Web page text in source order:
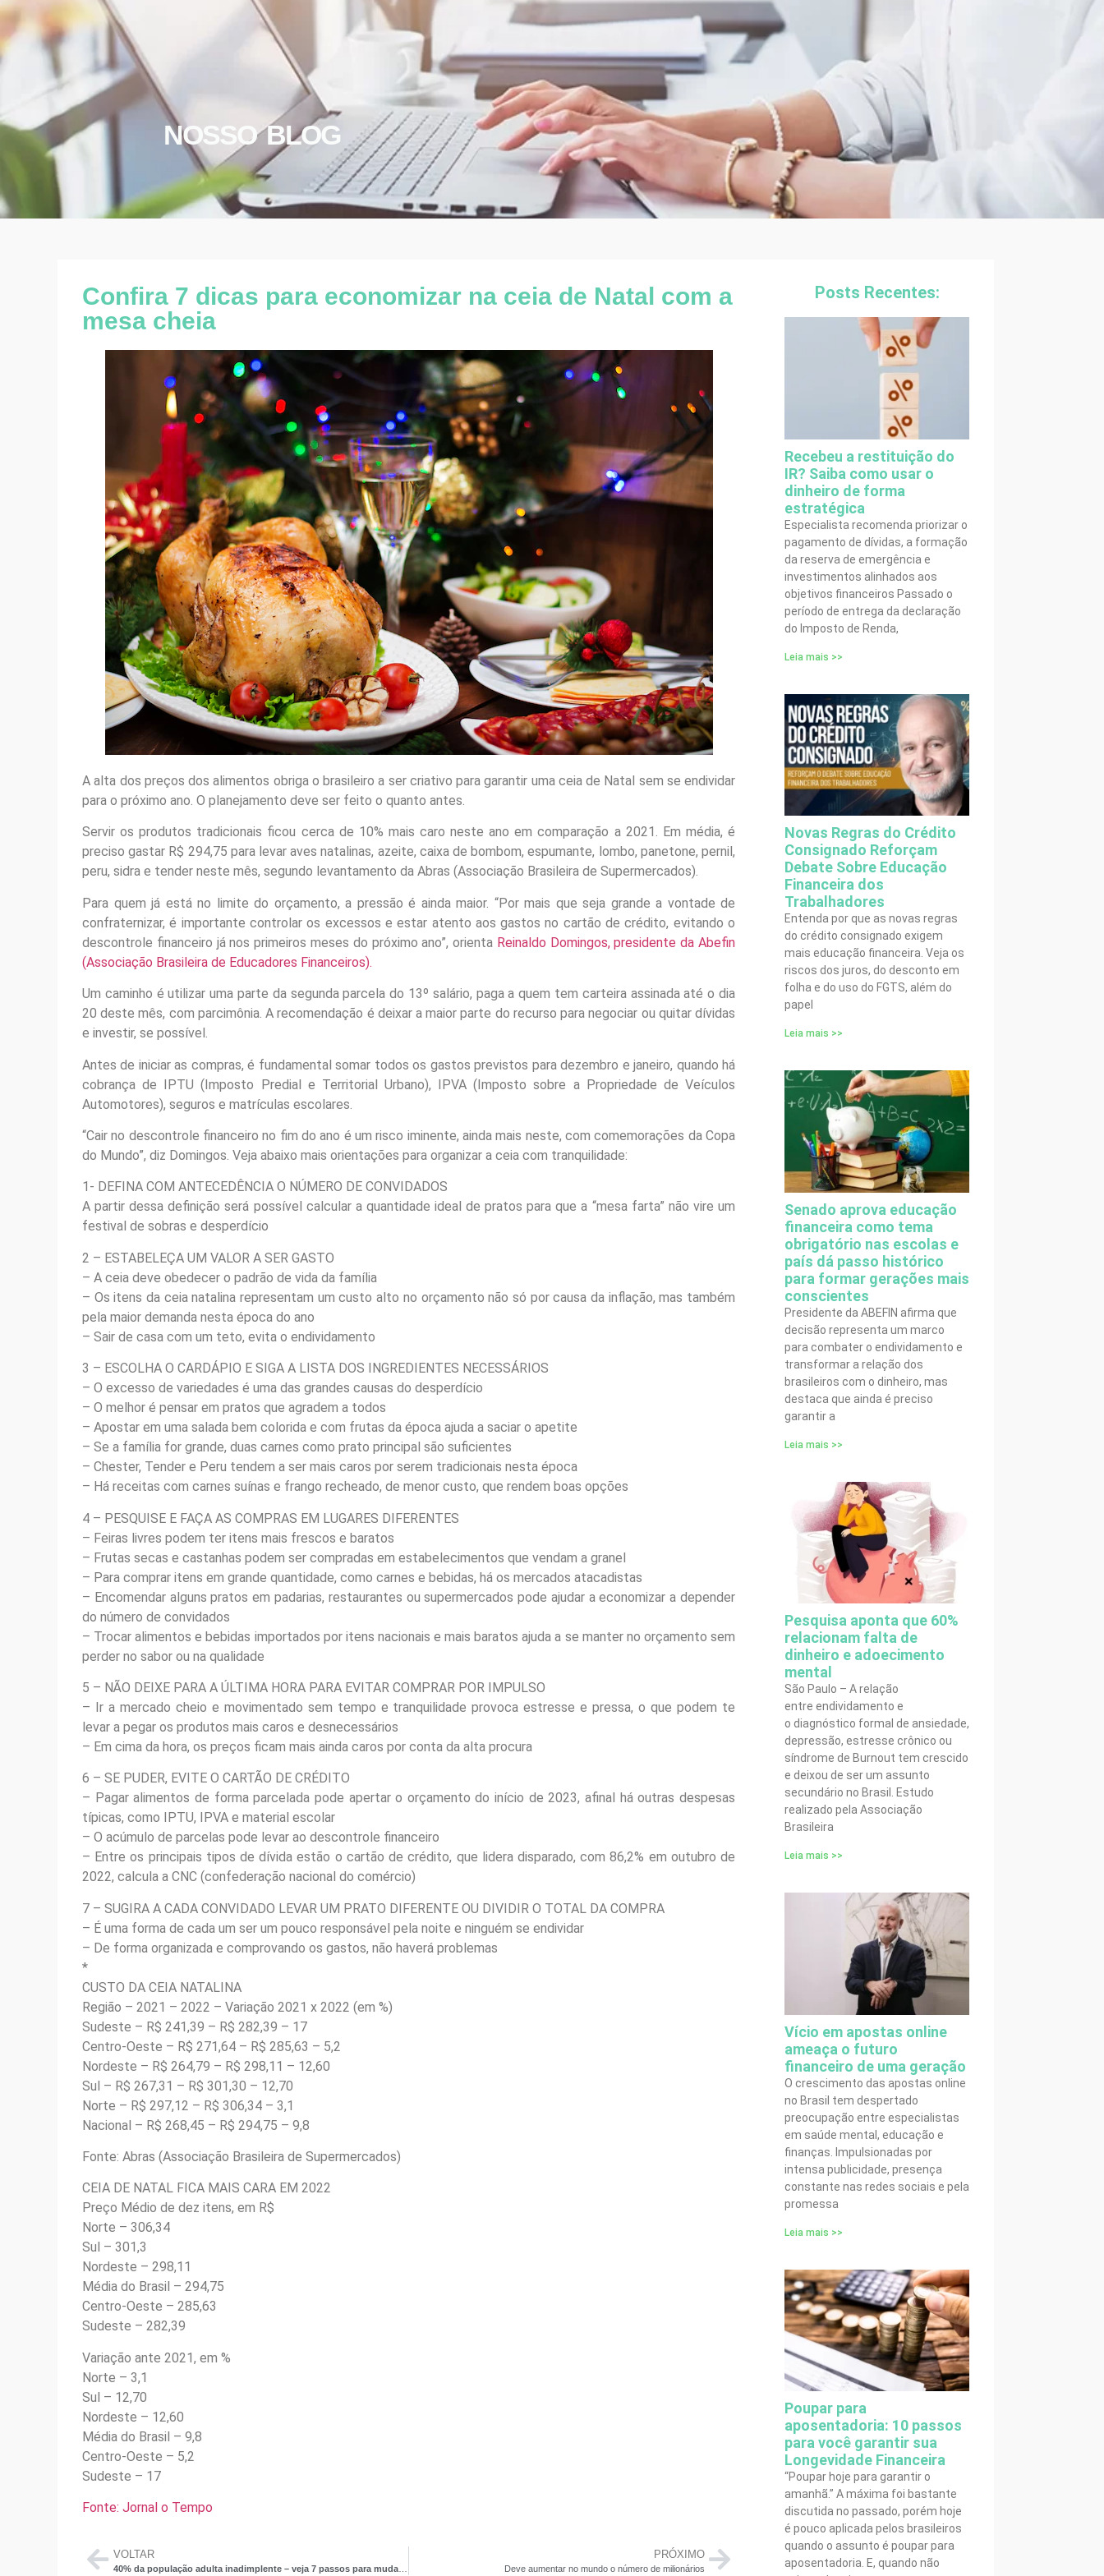
NOSSO BLOG
Confira 7 dicas para economizar na ceia de Natal com a
mesa cheia
A alta dos preços dos alimentos obriga o brasileiro a ser criativo para garantir uma ceia de Natal sem se endividar
para o próximo ano. O planejamento deve ser feito o quanto antes.
Servir os produtos tradicionais ficou cerca de 10% mais caro neste ano em comparação a 2021. Em média, é
preciso gastar R$ 294,75 para levar aves natalinas, azeite, caixa de bombom, espumante, lombo, panetone, pernil,
peru, sidra e tender neste mês, segundo levantamento da Abras (Associação Brasileira de Supermercados).
Para quem já está no limite do orçamento, a pressão é ainda maior. “Por mais que seja grande a vontade de
confraternizar, é importante controlar os excessos e estar atento aos gastos no cartão de crédito, evitando o
descontrole financeiro já nos primeiros meses do próximo ano”, orienta Reinaldo Domingos, presidente da Abefin
(Associação Brasileira de Educadores Financeiros).
Um caminho é utilizar uma parte da segunda parcela do 13º salário, paga a quem tem carteira assinada até o dia
20 deste mês, com parcimônia. A recomendação é deixar a maior parte do recurso para negociar ou quitar dívidas
e investir, se possível.
Antes de iniciar as compras, é fundamental somar todos os gastos previstos para dezembro e janeiro, quando há
cobrança de IPTU (Imposto Predial e Territorial Urbano), IPVA (Imposto sobre a Propriedade de Veículos
Automotores), seguros e matrículas escolares.
“Cair no descontrole financeiro no fim do ano é um risco iminente, ainda mais neste, com comemorações da Copa
do Mundo”, diz Domingos. Veja abaixo mais orientações para organizar a ceia com tranquilidade:
1- DEFINA COM ANTECEDÊNCIA O NÚMERO DE CONVIDADOS
A partir dessa definição será possível calcular a quantidade ideal de pratos para que a “mesa farta” não vire um
festival de sobras e desperdício
2 – ESTABELEÇA UM VALOR A SER GASTO
– A ceia deve obedecer o padrão de vida da família
– Os itens da ceia natalina representam um custo alto no orçamento não só por causa da inflação, mas também
pela maior demanda nesta época do ano
– Sair de casa com um teto, evita o endividamento
3 – ESCOLHA O CARDÁPIO E SIGA A LISTA DOS INGREDIENTES NECESSÁRIOS
– O excesso de variedades é uma das grandes causas do desperdício
– O melhor é pensar em pratos que agradem a todos
– Apostar em uma salada bem colorida e com frutas da época ajuda a saciar o apetite
– Se a família for grande, duas carnes como prato principal são suficientes
– Chester, Tender e Peru tendem a ser mais caros por serem tradicionais nesta época
– Há receitas com carnes suínas e frango recheado, de menor custo, que rendem boas opções
4 – PESQUISE E FAÇA AS COMPRAS EM LUGARES DIFERENTES
– Feiras livres podem ter itens mais frescos e baratos
– Frutas secas e castanhas podem ser compradas em estabelecimentos que vendam a granel
– Para comprar itens em grande quantidade, como carnes e bebidas, há os mercados atacadistas
– Encomendar alguns pratos em padarias, restaurantes ou supermercados pode ajudar a economizar a depender
do número de convidados
– Trocar alimentos e bebidas importados por itens nacionais e mais baratos ajuda a se manter no orçamento sem
perder no sabor ou na qualidade
5 – NÃO DEIXE PARA A ÚLTIMA HORA PARA EVITAR COMPRAR POR IMPULSO
– Ir a mercado cheio e movimentado sem tempo e tranquilidade provoca estresse e pressa, o que podem te
levar a pegar os produtos mais caros e desnecessários
– Em cima da hora, os preços ficam mais ainda caros por conta da alta procura
6 – SE PUDER, EVITE O CARTÃO DE CRÉDITO
– Pagar alimentos de forma parcelada pode apertar o orçamento do início de 2023, afinal há outras despesas
típicas, como IPTU, IPVA e material escolar
– O acúmulo de parcelas pode levar ao descontrole financeiro
– Entre os principais tipos de dívida estão o cartão de crédito, que lidera disparado, com 86,2% em outubro de
2022, calcula a CNC (confederação nacional do comércio)
7 – SUGIRA A CADA CONVIDADO LEVAR UM PRATO DIFERENTE OU DIVIDIR O TOTAL DA COMPRA
– É uma forma de cada um ser um pouco responsável pela noite e ninguém se endividar
– De forma organizada e comprovando os gastos, não haverá problemas
*
CUSTO DA CEIA NATALINA
Região – 2021 – 2022 – Variação 2021 x 2022 (em %)
Sudeste – R$ 241,39 – R$ 282,39 – 17
Centro-Oeste – R$ 271,64 – R$ 285,63 – 5,2
Nordeste – R$ 264,79 – R$ 298,11 – 12,60
Sul – R$ 267,31 – R$ 301,30 – 12,70
Norte – R$ 297,12 – R$ 306,34 – 3,1
Nacional – R$ 268,45 – R$ 294,75 – 9,8
Fonte: Abras (Associação Brasileira de Supermercados)
CEIA DE NATAL FICA MAIS CARA EM 2022
Preço Médio de dez itens, em R$
Norte – 306,34
Sul – 301,3
Nordeste – 298,11
Média do Brasil – 294,75
Centro-Oeste – 285,63
Sudeste – 282,39
Variação ante 2021, em %
Norte – 3,1
Sul – 12,70
Nordeste – 12,60
Média do Brasil – 9,8
Centro-Oeste – 5,2
Sudeste – 17
Fonte: Jornal o Tempo
VOLTAR
40% da população adulta inadimplente – veja 7 passos para mudar essa história
PRÓXIMO
Deve aumentar no mundo o número de milionários
Posts Recentes:
Recebeu a restituição do
IR? Saiba como usar o
dinheiro de forma
estratégica
Especialista recomenda priorizar o
pagamento de dívidas, a formação
da reserva de emergência e
investimentos alinhados aos
objetivos financeiros Passado o
período de entrega da declaração
do Imposto de Renda,
Leia mais >>
Novas Regras do Crédito
Consignado Reforçam
Debate Sobre Educação
Financeira dos
Trabalhadores
Entenda por que as novas regras
do crédito consignado exigem
mais educação financeira. Veja os
riscos dos juros, do desconto em
folha e do uso do FGTS, além do
papel
Leia mais >>
Senado aprova educação
financeira como tema
obrigatório nas escolas e
país dá passo histórico
para formar gerações mais
conscientes
Presidente da ABEFIN afirma que
decisão representa um marco
para combater o endividamento e
transformar a relação dos
brasileiros com o dinheiro, mas
destaca que ainda é preciso
garantir a
Leia mais >>
Pesquisa aponta que 60%
relacionam falta de
dinheiro e adoecimento
mental
São Paulo – A relação
entre endividamento e
o diagnóstico formal de ansiedade,
depressão, estresse crônico ou
síndrome de Burnout tem crescido
e deixou de ser um assunto
secundário no Brasil. Estudo
realizado pela Associação
Brasileira
Leia mais >>
Vício em apostas online
ameaça o futuro
financeiro de uma geração
O crescimento das apostas online
no Brasil tem despertado
preocupação entre especialistas
em saúde mental, educação e
finanças. Impulsionadas por
intensa publicidade, presença
constante nas redes sociais e pela
promessa
Leia mais >>
Poupar para
aposentadoria: 10 passos
para você garantir sua
Longevidade Financeira
“Poupar hoje para garantir o
amanhã.” A máxima foi bastante
discutida no passado, porém hoje
é pouco aplicada pelos brasileiros
quando o assunto é poupar para
aposentadoria. E, quando não